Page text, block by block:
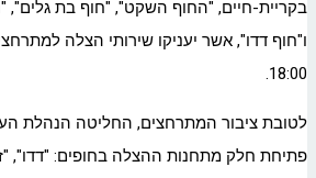
בקריית-חיים, "החוף השקט", "חוף בת גלים",
18:00.
לטובת ציבור המתרחצים, החליטה הנהלת
פתיחת חלק מתחנות ההצלה בחופים: "דדו",